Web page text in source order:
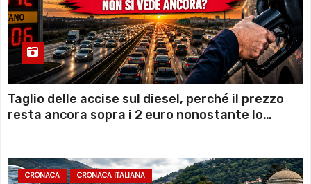
Taglio delle accise sul diesel, perché il prezzo
resta ancora sopra i 2 euro nonostante lo
CRONACA CRONACA ITALIANA